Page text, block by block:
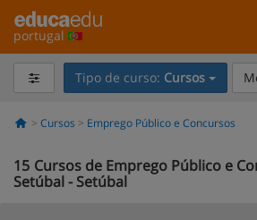
portugal
Tipo de curso: Cursos
Cursos Emprego Público e Concursos
15 Cursos de Emprego Público e
Setúbal - Setúbal